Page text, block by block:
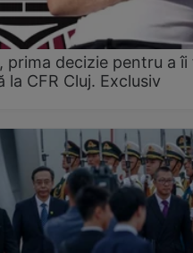
prima decizie pentru a îi
la CFR Cluj. Exclusiv